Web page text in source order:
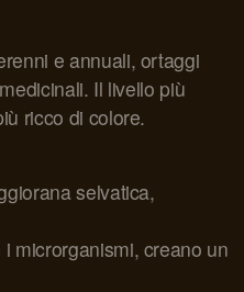
e annuali, ortaggi
Il livello più
ricco di colore.
selvatica,
microrganismi, creano un